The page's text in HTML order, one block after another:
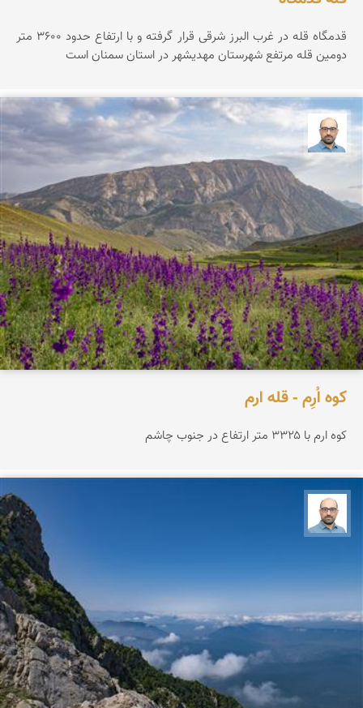
قدمگاه قله در غرب البرز شرقی قرار گرفته و با ارتفاع حدود ۳۶0۰ متر
دومین قله مرتفع شهرستان مهدیشهر در استان سمنان است
کوه اُرِم - قله ارم
کوه ارم با ۳۳۲۵ متر ارتفاع در جنوب چاشم